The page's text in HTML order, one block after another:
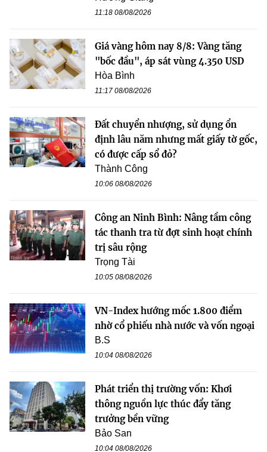
11:18 08/08/2026
Giá vàng hôm nay 8/8: Vàng tăng
"bốc đầu", áp sát vùng 4.350 USD
Hòa Bình
11:17 08/08/2026
Đất chuyển nhượng, sử dụng ổn
định lâu năm nhưng mất giấy tờ gốc,
có được cấp sổ đỏ?
Thành Công
10:06 08/08/2026
Công an Ninh Bình: Nâng tầm công
tác thanh tra từ đợt sinh hoạt chính
trị sâu rộng
Trọng Tài
10:05 08/08/2026
VN-Index hướng mốc 1.800 điểm
nhờ cổ phiếu nhà nước và vốn ngoại
B.S
10:04 08/08/2026
Phát triển thị trường vốn: Khơi
thông nguồn lực thúc đẩy tăng
trưởng bền vững
Bảo San
10:04 08/08/2026